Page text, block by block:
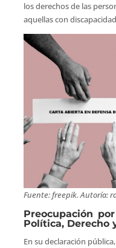
los derechos de las
aquellas con
Fuente: freepik. Autoría:
Preocupación
Política, Derecho
En su declaración